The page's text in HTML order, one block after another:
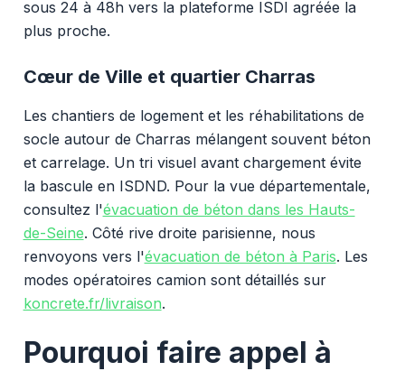
sous 24 à 48h vers la plateforme ISDI agréée la
plus proche.
Cœur de Ville et quartier Charras
Les chantiers de logement et les réhabilitations de
socle autour de Charras mélangent souvent béton
et carrelage. Un tri visuel avant chargement évite
la bascule en ISDND. Pour la vue départementale,
consultez l'évacuation de béton dans les Hauts-
de-Seine. Côté rive droite parisienne, nous
renvoyons vers l'évacuation de béton à Paris. Les
modes opératoires camion sont détaillés sur
koncrete.fr/livraison.
Pourquoi faire appel à